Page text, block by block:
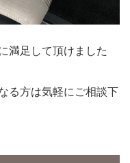
満足して頂けました
る方は気軽にご相談下